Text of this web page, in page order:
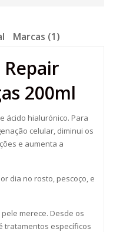
Marcas (1)
200ml
ácido hialurónico. Para
celular, diminui os
e aumenta a
dia no rosto, pescoço, e
merece. Desde os
tratamentos específicos